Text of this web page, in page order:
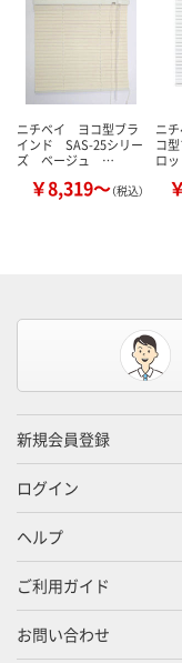
ニチベイ ヨコ型ブラ
インド SAS-25シリー
ズ ベージュ …
￥8,319～（税込）
ニ
コ
ロ
新規会員登録
ログイン
ヘルプ
ご利用ガイド
お問い合わせ